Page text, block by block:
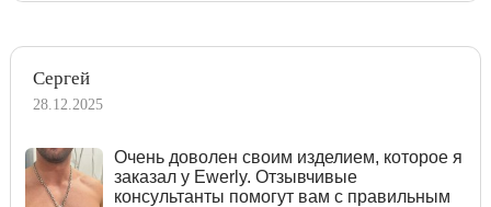
Сергей
28.12.2025
Очень доволен своим изделием, которое я
заказал у Ewerly. Отзывчивые
консультанты помогут вам с правильным